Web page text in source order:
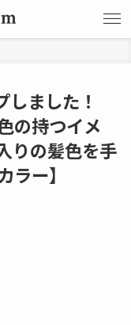
しました！
の持つイメ
りの髪色を手
ラー】